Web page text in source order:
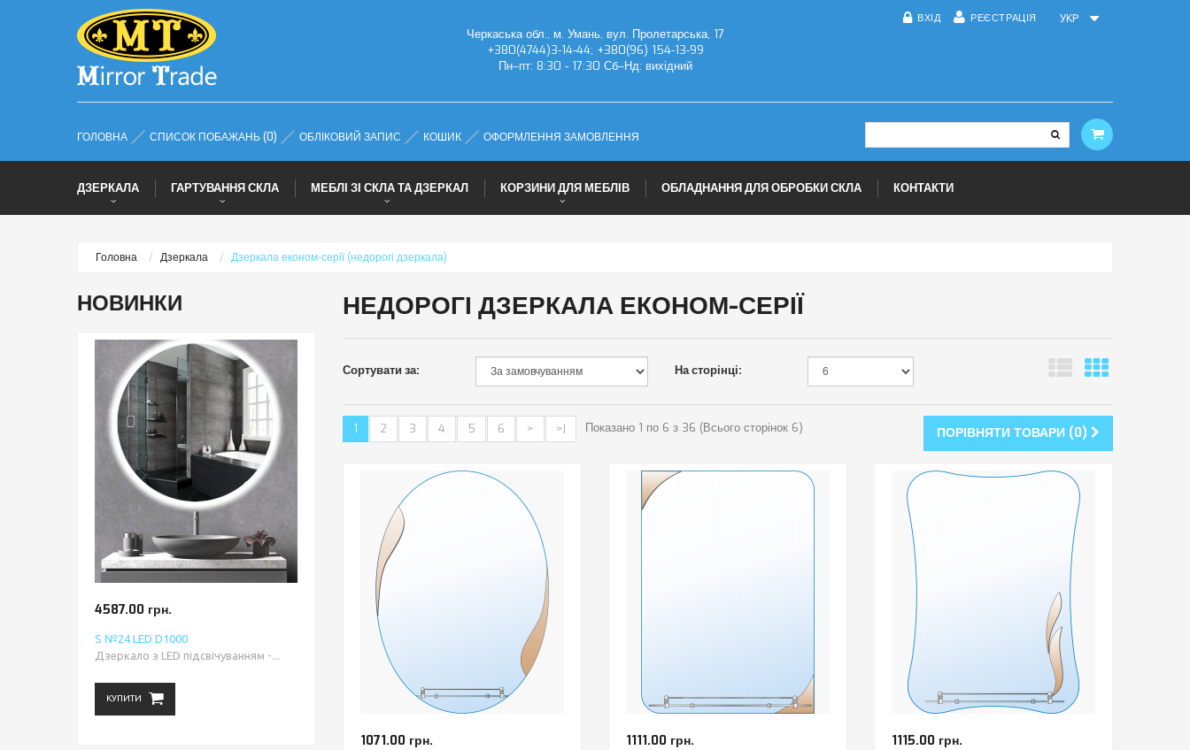
УКР
ВХІД РЕЄСТРАЦІЯ
Черкаська обл., м. Умань, вул. Пролетарська, 17
+380(4744)3-14-44; +380(96) 154-13-99
Пн–пт: 8:30 - 17:30 Сб–Нд: вихідний
ГОЛОВНА СПИСОК ПОБАЖАНЬ (0) ОБЛІКОВИЙ ЗАПИС КОШИК ОФОРМЛЕННЯ ЗАМОВЛЕННЯ
ДЗЕРКАЛА ГАРТУВАННЯ СКЛА МЕБЛІ ЗІ СКЛА ТА ДЗЕРКАЛ КОРЗИНИ ДЛЯ МЕБЛІВ ОБЛАДНАННЯ ДЛЯ ОБРОБКИ СКЛА КОНТАКТИ
Головна Дзеркала Дзеркала економ-серії (недорогі дзеркала)
НОВИНКИ
4587.00 грн.
S №24 LED D1000
Дзеркало з LED підсвічуванням -...
КУПИТИ
НЕДОРОГІ ДЗЕРКАЛА ЕКОНОМ-СЕРІЇ
Сортувати за: На сторінці:
1 2 3 4 5 6 > >| Показано 1 по 6 з 36 (Всього сторінок 6) ПОРІВНЯТИ ТОВАРИ (0)
1071.00 грн. 1111.00 грн. 1115.00 грн.